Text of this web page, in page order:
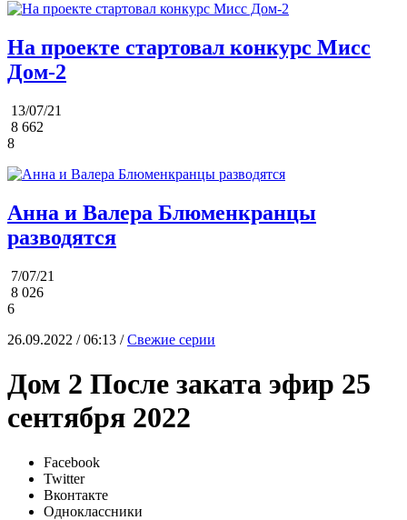
На проекте стартовал конкурс Мисс
Дом-2
13/07/21
8 662
8
Анна и Валера Блюменкранцы
разводятся
7/07/21
8 026
6
26.09.2022 / 06:13 /Свежие серии
Дом 2 После заката эфир 25
сентября 2022
Facebook
Twitter
Вконтакте
Одноклассники